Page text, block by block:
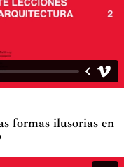
formas ilusorias en